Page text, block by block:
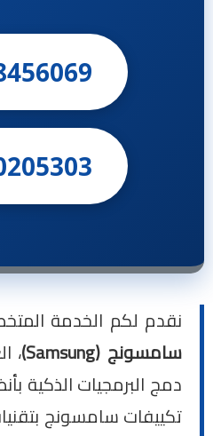
نقدم لكم الخدمة
سامسونج (Samsung)
،
دمج البرمجيات الذكية
تكييفات سامسونج